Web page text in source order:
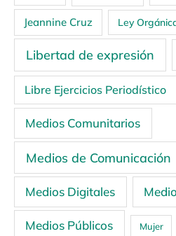
Jeannine Cruz Ley
Libertad de expresión
Libre Ejercicios Periodístico
Medios Comunitarios
Medios de Comunicación
Medios Digitales
Medios Públicos Mujer